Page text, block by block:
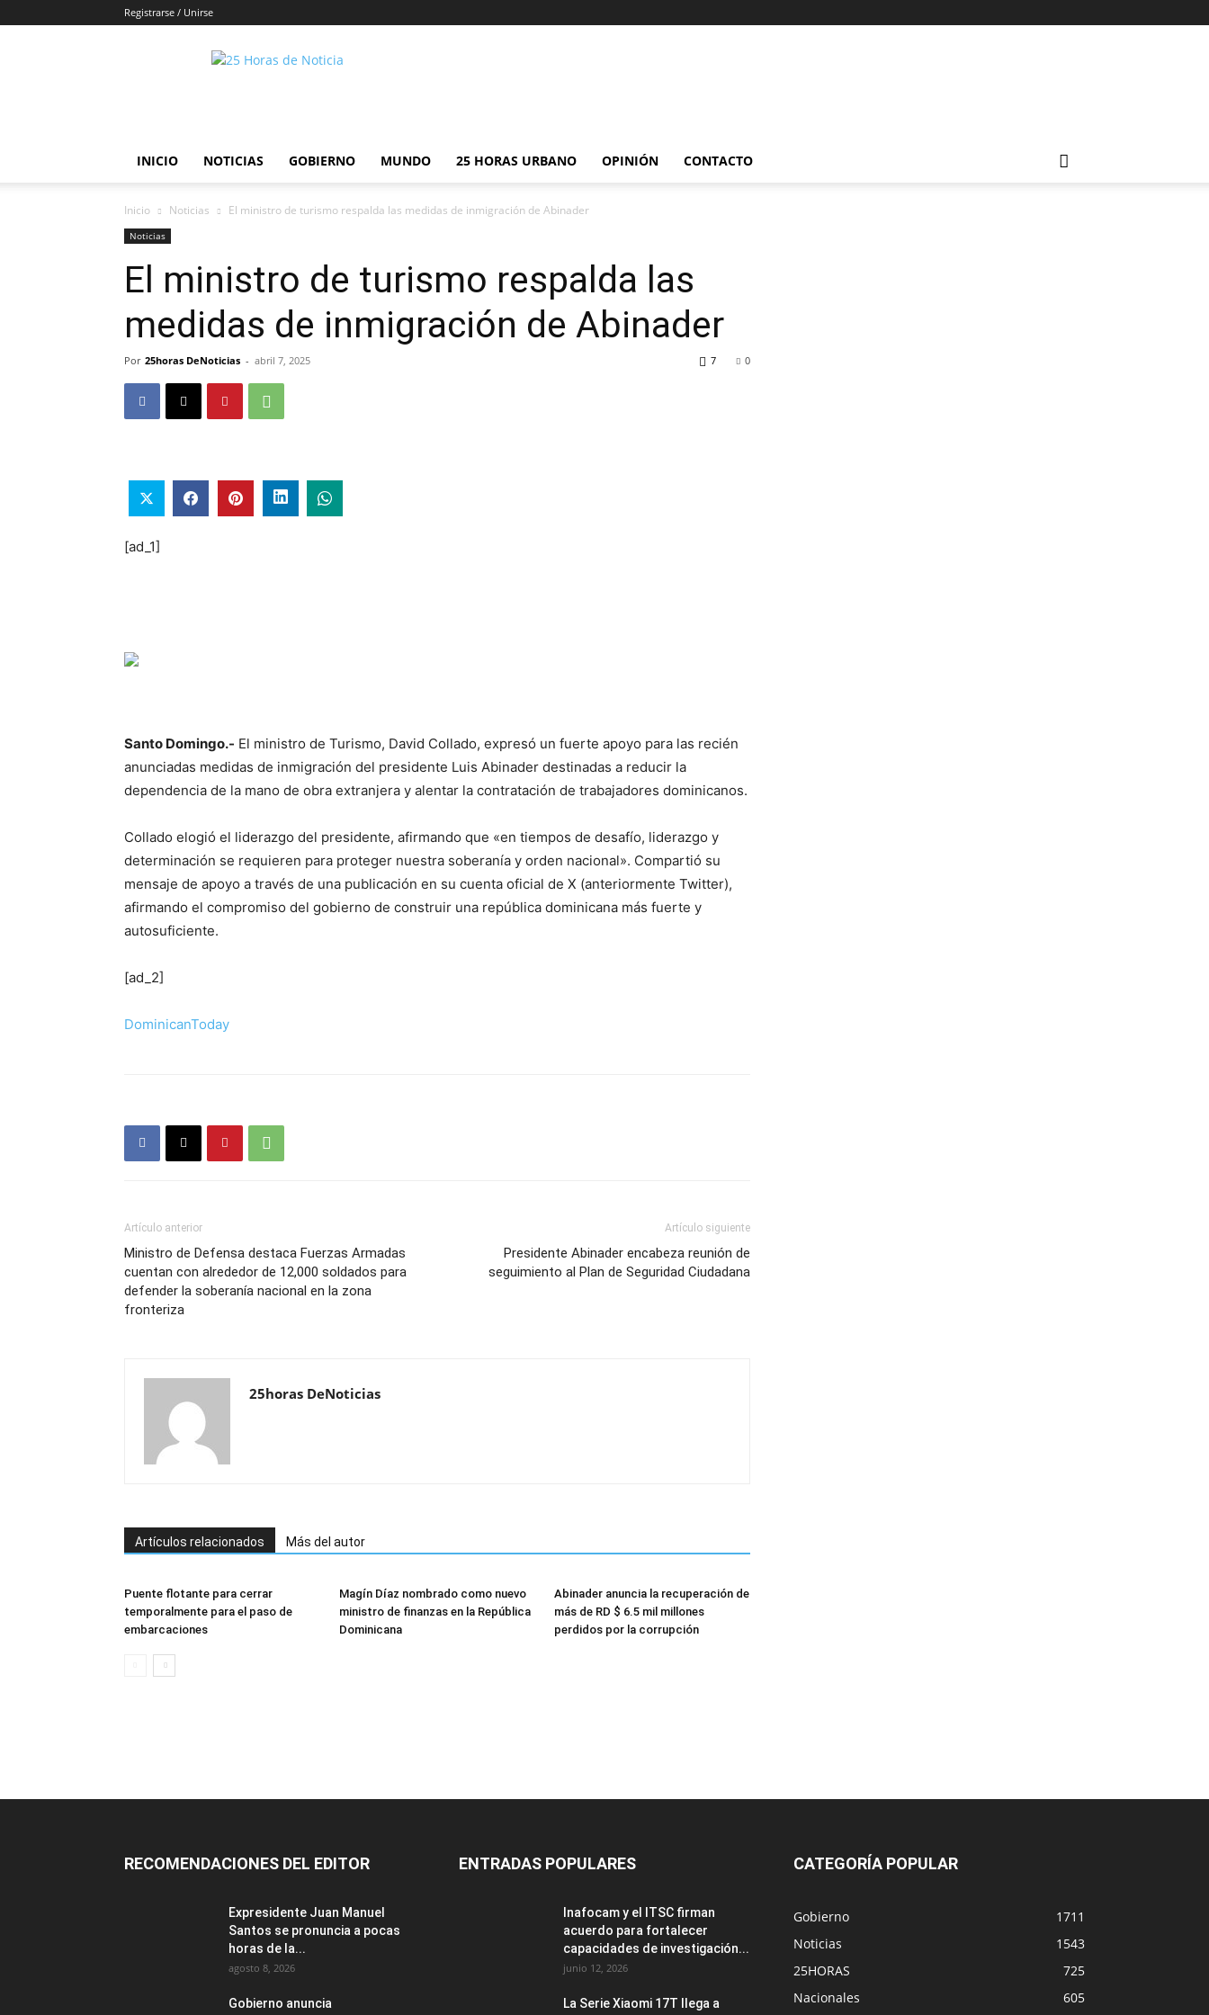
Registrarse / Unirse
25horasdenoticias
INICIO NOTICIAS GOBIERNO MUNDO 25 HORAS URBANO OPINIÓN CONTACTO
Inicio Noticias El ministro de turismo respalda las medidas de inmigración de Abinader
Noticias
El ministro de turismo respalda las
medidas de inmigración de Abinader
Por 25horas DeNoticias - abril 7, 2025 0
7
[ad_1]
Santo Domingo.- El ministro de Turismo, David Collado, expresó un fuerte apoyo para las recién
anunciadas medidas de inmigración del presidente Luis Abinader destinadas a reducir la
dependencia de la mano de obra extranjera y alentar la contratación de trabajadores dominicanos.
Collado elogió el liderazgo del presidente, afirmando que «en tiempos de desafío, liderazgo y
determinación se requieren para proteger nuestra soberanía y orden nacional». Compartió su
mensaje de apoyo a través de una publicación en su cuenta oficial de X (anteriormente Twitter),
afirmando el compromiso del gobierno de construir una república dominicana más fuerte y
autosuficiente.
[ad_2]
DominicanToday
Artículo anterior
Ministro de Defensa destaca Fuerzas Armadas
cuentan con alrededor de 12,000 soldados para
defender la soberanía nacional en la zona
fronteriza
Artículo siguiente
Presidente Abinader encabeza reunión de
seguimiento al Plan de Seguridad Ciudadana
25horas DeNoticias
Artículos relacionados Más del autor
Puente flotante para cerrar
temporalmente para el paso de
embarcaciones
Magín Díaz nombrado como nuevo
ministro de finanzas en la República
Dominicana
Abinader anuncia la recuperación de
más de RD $ 6.5 mil millones
perdidos por la corrupción
RECOMENDACIONES DEL EDITOR
Expresidente Juan Manuel
Santos se pronuncia a pocas
horas de la...
agosto 8, 2026
Gobierno anuncia
ENTRADAS POPULARES
Inafocam y el ITSC firman
acuerdo para fortalecer
capacidades de investigación...
junio 12, 2026
La Serie Xiaomi 17T llega a
CATEGORÍA POPULAR
Gobierno
1711
Noticias
1543
25HORAS
725
Nacionales
605